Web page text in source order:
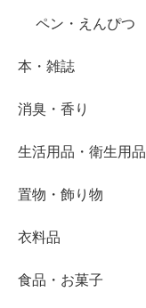
ペン・えんぴつ
本・雑誌
消臭・香り
生活用品・衛生用品
置物・飾り物
衣料品
食品・お菓子